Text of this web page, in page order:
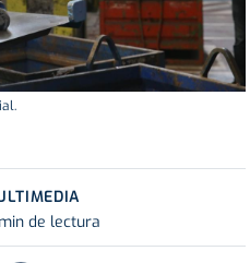
de lectura